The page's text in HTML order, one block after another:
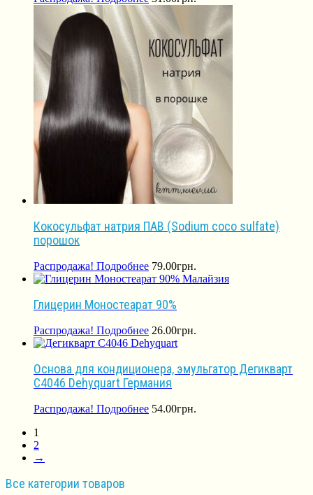
Кокосульфат натрия ПАВ (Sodium coco sulfate)
порошок
Распродажа! Подробнее 79.00грн.
Глицерин Моностеарат 90%
Распродажа! Подробнее 26.00грн.
Основа для кондиционера, эмульгатор Дегикварт
С4046 Dehyquart Германия
Распродажа! Подробнее 54.00грн.
1
2
→
Все категории товаров